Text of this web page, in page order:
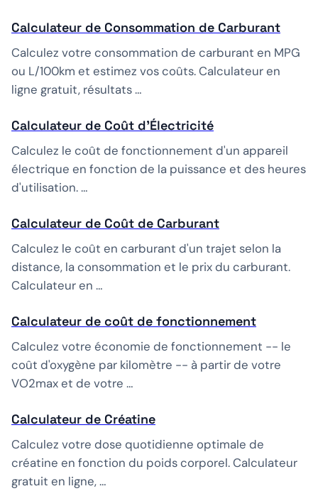
Calculateur de Consommation de Carburant
Calculez votre consommation de carburant en MPG
ou L/100km et estimez vos coûts. Calculateur en
ligne gratuit, résultats …
Calculateur de Coût d'Électricité
Calculez le coût de fonctionnement d'un appareil
électrique en fonction de la puissance et des heures
d'utilisation. …
Calculateur de Coût de Carburant
Calculez le coût en carburant d'un trajet selon la
distance, la consommation et le prix du carburant.
Calculateur en …
Calculateur de coût de fonctionnement
Calculez votre économie de fonctionnement -- le
coût d'oxygène par kilomètre -- à partir de votre
VO2max et de votre …
Calculateur de Créatine
Calculez votre dose quotidienne optimale de
créatine en fonction du poids corporel. Calculateur
gratuit en ligne, …